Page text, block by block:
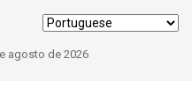
agosto de 2026